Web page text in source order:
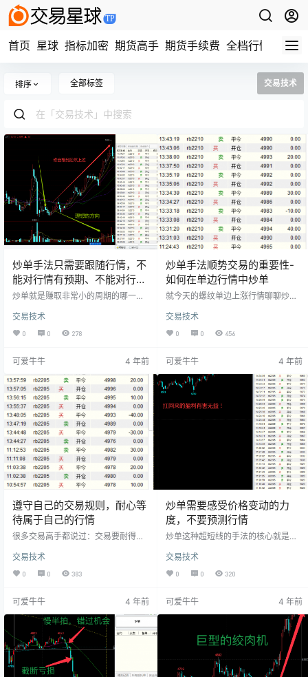
首页 星球 指标加密 期货高手 期货手续费 全档行情 视频
排序 全部标签 交易技术
炒单手法只需要跟随行情，不
能对行情有预期、不能对行情
有执念
炒单就是赚取非常小的周期的哪一点
性。人的本性是厌恶风险的所以人的
心理上总是期望非常小的风险换来绝
对大的收益，在做交易上就是期望能
法是好的，但实际操作起来却非常困
难，这种开平仓的不一致性可能导致
炒单手法上的变形从而让交易员的交
易水平一直裹足不前没有进步。 炒单
不要对行情有预期，最重要的是跟随
行情，在上单之前我们首先想到的是
这个单如果不对…
交易技术
0 0 278
可爱牛牛 4 年前
炒单手法顺势交易的重要性-
如何在单边行情中炒单
就今天的螺纹单边上涨行情聊聊炒单
中顺势炒单（不要在这种单边行情中
抄底摸顶）。 对于做波段的交易员来
说今天是大赚的一天，今天螺纹这种
点的盈利吧，但是对于很多炒单的交
易员来说今天也许是亏钱的一天，很
多炒单的交易员的模式都是上盖下掏
的手法，在一些箱体波动大的时候盈
利会非常大，但是今天这种单边上扬
的行情可能完全不适于抄底摸顶，即
交易技术
0 0 456
可爱牛牛 4 年前
遵守自己的交易规则，耐心等
待属于自己的行情
很多交易高手都说过：交易要耐得住
现。在行情波动中，我们只做那些自
己看得懂的行情，做赢面大的哪一
方，做大概率的事情。落实到实盘交
个东西很多人可能觉得太虚了，认为
都是马后炮。只有行情走出来了才知
道势，其实不然，我们可以在自己做
的合约品种的K线上显示一条自己认
为最舒服的均线，然后顺着这条均线
的方向去做，如果均线朝上我们就做
多，朝下就做空，如果…
交易技术
0 0 383
可爱牛牛 4 年前
炒单需要感受价格变动的力
度，不要预测行情
炒单这种超短线的手法的核心就是需
情。做交易无论是哪一种手法你都要
明白你赚钱的逻辑和止损的逻辑：你
一定要明白你赚的是什么钱，你的钱
波段止盈，这种想法是好的，但却不
现实。对于炒单这种超短线的手法来
说赚取的是盘子波动的那一点点微小
的盈利，同样亏损也是非常小的，你
的止损点数不要大于盈利点数，长期
下来就可以积累盈利，如果你经常是
一两个点就止盈平…
交易技术
0 0 320
可爱牛牛 4 年前